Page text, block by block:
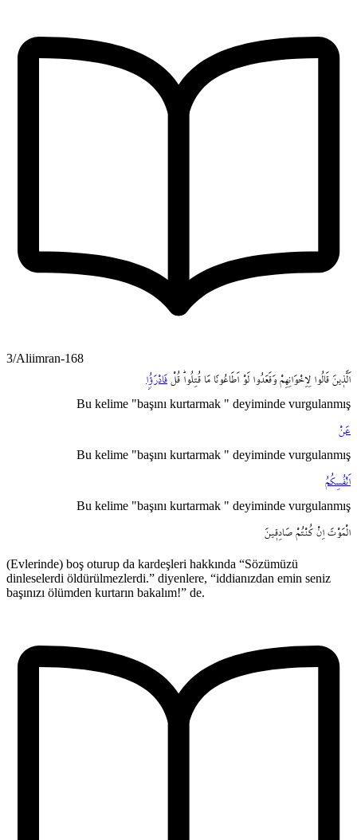
3/Aliimran-168
اَلَّذ۪ينَ قَالُوا لِاِخْوَانِهِمْ وَقَعَدُوا لَوْ اَطَاعُونَا مَا قُتِلُواۜ قُلْ فَادْرَؤُ۫ا
Bu kelime "başını kurtarmak " deyiminde vurgulanmış
عَنْ
Bu kelime "başını kurtarmak " deyiminde vurgulanmış
اَنْفُسِكُمُ
Bu kelime "başını kurtarmak " deyiminde vurgulanmış
الْمَوْتَ اِنْ كُنْتُمْ صَادِق۪ينَ
(Evlerinde) boş oturup da kardeşleri hakkında “Sözümüzü
dinleselerdi öldürülmezlerdi.” diyenlere, “iddianızdan emin seniz
başınızı ölümden kurtarın bakalım!” de.